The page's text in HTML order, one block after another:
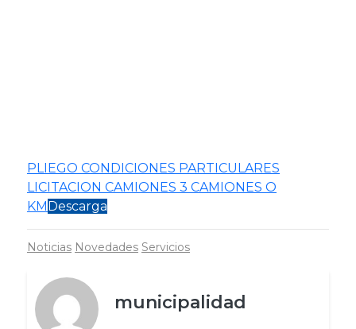
PLIEGO CONDICIONES PARTICULARES
LICITACION CAMIONES 3 CAMIONES O
KM Descarga
Noticias Novedades Servicios
municipalidad